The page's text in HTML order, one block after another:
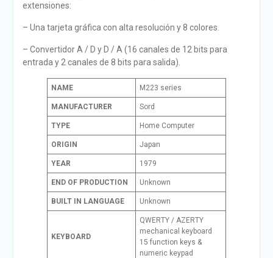
extensiones:
– Una tarjeta gráfica con alta resolución y 8 colores.
– Convertidor A / D y D / A (16 canales de 12 bits para
entrada y 2 canales de 8 bits para salida).
NAME M223 series
MANUFACTURER Sord
TYPE Home Computer
ORIGIN Japan
YEAR 1979
END OF PRODUCTION Unknown
BUILT IN LANGUAGE Unknown
KEYBOARD
QWERTY / AZERTY
mechanical keyboard
15 function keys &
numeric keypad